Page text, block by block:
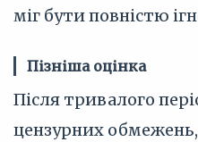
міг бути повністю
Пізніша оцінка
Після тривалого
цензурних